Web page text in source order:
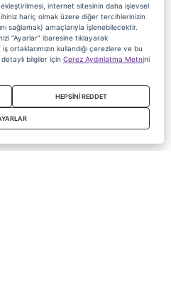
internet sitesinin daha işlevsel
hariç olmak üzere diğer tercihlerinizin
sağlamak) amaçlarıyla işlenebilecektir.
“Ayarlar” ibaresine tıklayarak
kullandığı çerezlere ve bu
bilgiler için Çerez Aydınlatma Metnini
HEPSİNİ REDDET